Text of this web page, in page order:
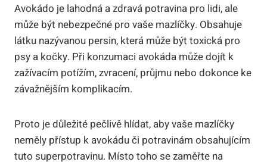
Avokádo je lahodná a zdravá potravina pro lidi, ale
může být nebezpečné pro vaše mazlíčky. Obsahuje
látku nazývanou persin, která může být toxická pro
psy a kočky. Při konzumaci avokáda může dojít k
zažívacím potížím, zvracení, průjmu nebo dokonce ke
závažnějším komplikacím.
Proto je důležité pečlivě hlídat, aby vaše mazlíčky
neměly přístup k avokádu či potravinám obsahujícím
tuto superpotravinu. Místo toho se zaměřte na